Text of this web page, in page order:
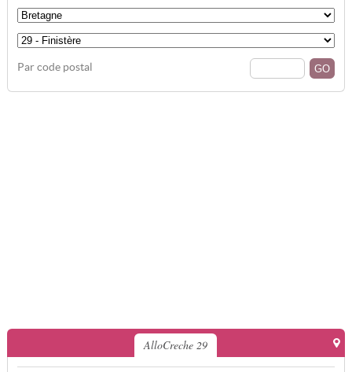
Par code postal
AlloCreche 29